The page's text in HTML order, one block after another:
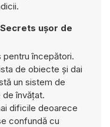
ușor de
pentru începători.
de obiecte și dai
un sistem de
învățat.
dificile deoarece
confundă cu